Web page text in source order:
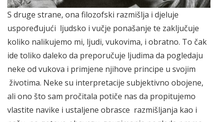
S druge strane, ona filozofski razmišlja i djeluje
uspoređujući ljudsko i vučje ponašanje te zaključuje
koliko nalikujemo mi, ljudi, vukovima, i obratno. To čak
ide toliko daleko da preporučuje ljudima da pogledaju
neke od vukova i primjene njihove principe u svojim
životima. Neke su interpretacije subjektivno obojene,
ali ono što sam pročitala potiče nas da propitujemo
vlastite navike i ustaljene obrasce razmišljanja kao i